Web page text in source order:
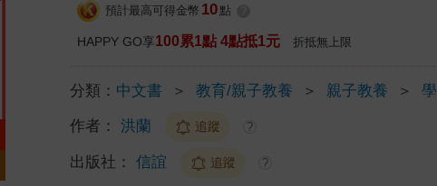
預計最高可得金幣 10 點
HAPPY GO享100累1點 4點抵1元 折抵無上限
分類： 中文書 ＞ 教育/親子教養 ＞ 親子教養 ＞
作者： 洪蘭 追蹤 ?
出版社： 信誼 追蹤 ?